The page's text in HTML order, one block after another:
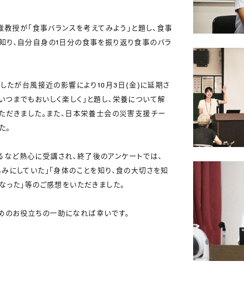
が「食事バランスを考えてみよう」と題し、食事
り、自分自身の1日分の食事を振り返り食事のバラ
たが台風接近の影響により10月3日(金)に延期さ
までもおいしく楽しく」と題し、栄養について解
だきました。また、日本栄養士会の災害支援チー
。
ど熱心に受講され、終了後のアンケートでは、
にしていた」「身体のことを知り、食の大切さを知
った」等のご感想をいただきました。
お役立ちの一助になれば幸いです。